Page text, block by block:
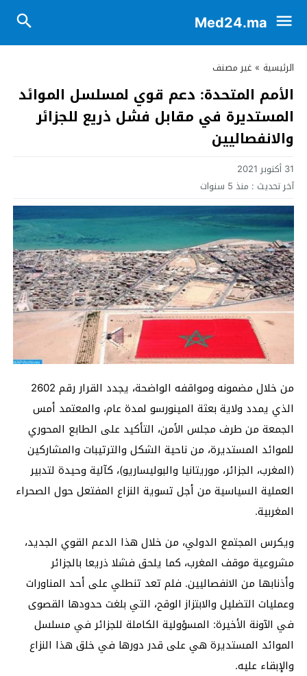
Med24.ma
الرئيسية » غير مصنف
الأمم المتحدة: دعم قوي لمسلسل الموائد
المستديرة في مقابل فشل ذريع للجزائر
والانفصاليين
31 أكتوبر 2021
آخر تحديث : منذ 5 سنوات
من خلال مضمونه ومواقفه الواضحة، يجدد القرار رقم 2602
الذي يمدد ولاية بعثة المينورسو لمدة عام، والمعتمد أمس
الجمعة من طرف مجلس الأمن، التأكيد على الطابع المحوري
للموائد المستديرة، من ناحية الشكل والترتيبات والمشاركين
(المغرب، الجزائر، موريتانيا والبوليساريو)، كآلية وحيدة لتدبير
العملية السياسية من أجل تسوية النزاع المفتعل حول الصحراء
المغربية.
ويكرس المجتمع الدولي، من خلال هذا الدعم القوي الجديد،
مشروعية موقف المغرب، كما يلحق فشلا ذريعا بالجزائر
وأذنابها من الانفصاليين. فلم تعد تنطلي على أحد المناورات
وعمليات التضليل والابتزاز الوقح، التي بلغت حدودها القصوى
في الآونة الأخيرة: المسؤولية الكاملة للجزائر في مسلسل
الموائد المستديرة هي على قدر دورها في خلق هذا النزاع
والإبقاء عليه.